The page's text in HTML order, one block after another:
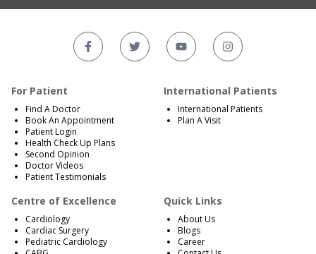
For Patient
Find A Doctor
Book An Appointment
Patient Login
Health Check Up Plans
Second Opinion
Doctor Videos
Patient Testimonials
International Patients
International Patients
Plan A Visit
Centre of Excellence
Cardiology
Cardiac Surgery
Pediatric Cardiology
Quick Links
About Us
Blogs
Career